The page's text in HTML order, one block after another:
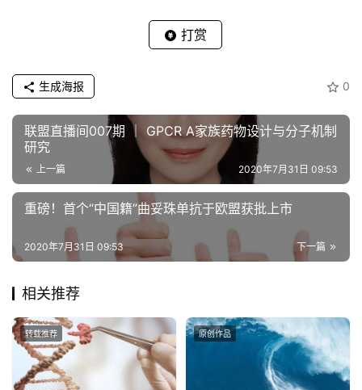
打赏
0
生成海报
联盟直播间007期 ｜ GPCR A家族药物设计与分子机制
研究
上一篇 2020年7月31日 09:53
重磅！首个“中国籍”曲妥珠单抗于欧盟获批上市
下一篇
2020年7月31日 09:53
相关推荐
转载推荐 原创作品